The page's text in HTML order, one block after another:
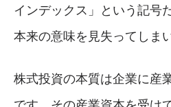
インデックス」という記号
本来の意味を見失ってしま
株式投資の本質は企業に産